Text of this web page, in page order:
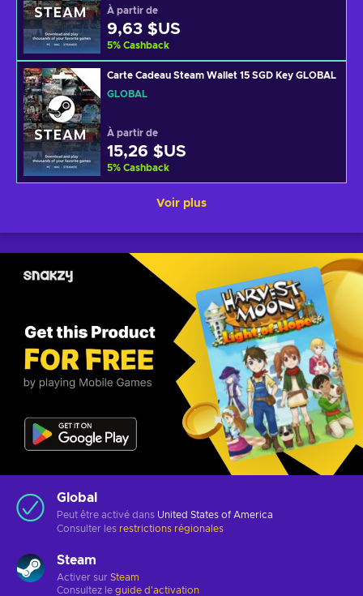
À partir de
9,63 $US
5% Cashback
Carte Cadeau Steam Wallet 15 SGD Key GLOBAL
GLOBAL
À partir de
15,26 $US
5% Cashback
Voir plus
Global
Peut être activé dans United States of America
Consulter les restrictions régionales
Steam
Activer sur Steam
Consultez le guide d'activation